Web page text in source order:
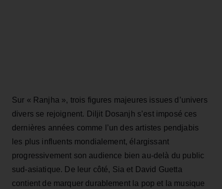
Sur « Ranjha », trois figures majeures issues d’univers
divers se rejoignent. Diljit Dosanjh s’est imposé ces
dernières années comme l’un des artistes pendjabis
les plus influents mondialement, élargissant
progressivement son audience bien au-delà du public
sud-asiatique. De leur côté, Sia et David Guetta
contient de marquer durablement la pop et la musique